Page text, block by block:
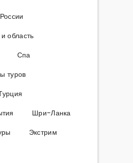
область
Спа
туров
Шри-Ланка
Экстрим